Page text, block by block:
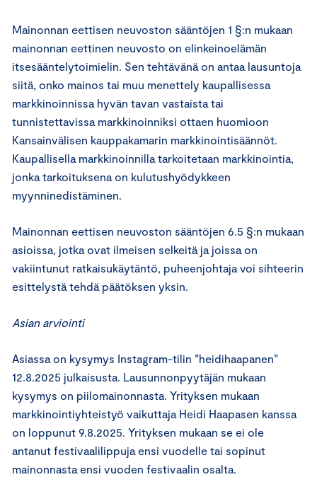
Mainonnan eettisen neuvoston sääntöjen 1 §:n mukaan
mainonnan eettinen neuvosto on elinkeinoelämän
itsesääntelytoimielin. Sen tehtävänä on antaa lausuntoja
siitä, onko mainos tai muu menettely kaupallisessa
markkinoinnissa hyvän tavan vastaista tai
tunnistettavissa markkinoinniksi ottaen huomioon
Kansainvälisen kauppakamarin markkinointisäännöt.
Kaupallisella markkinoinnilla tarkoitetaan markkinointia,
jonka tarkoituksena on kulutushyödykkeen
myynninedistäminen.
Mainonnan eettisen neuvoston sääntöjen 6.5 §:n mukaan
asioissa, jotka ovat ilmeisen selkeitä ja joissa on
vakiintunut ratkaisukäytäntö, puheenjohtaja voi sihteerin
esittelystä tehdä päätöksen yksin.
Asian arviointi
Asiassa on kysymys Instagram-tilin ”heidihaapanen”
12.8.2025 julkaisusta. Lausunnonpyytäjän mukaan
kysymys on piilomainonnasta. Yrityksen mukaan
markkinointiyhteistyö vaikuttaja Heidi Haapasen kanssa
on loppunut 9.8.2025. Yrityksen mukaan se ei ole
antanut festivaalilippuja ensi vuodelle tai sopinut
mainonnasta ensi vuoden festivaalin osalta.